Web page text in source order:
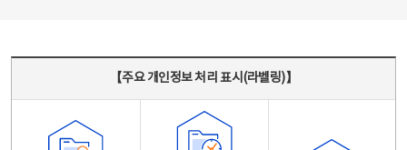
【주요 개인정보 처리 표시(라벨링)】